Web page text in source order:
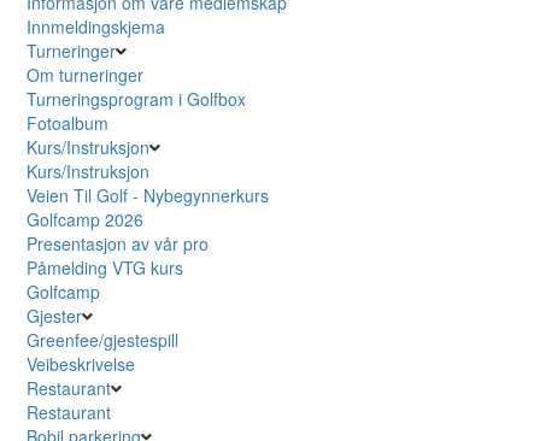
Innmeldingskjema
Turneringer
Om turneringer
Turneringsprogram i Golfbox
Fotoalbum
Kurs/Instruksjon
Kurs/Instruksjon
Veien Til Golf - Nybegynnerkurs
Golfcamp 2026
Presentasjon av vår pro
Påmelding VTG kurs
Golfcamp
Gjester
Greenfee/gjestespill
Veibeskrivelse
Restaurant
Restaurant
Bobil parkering